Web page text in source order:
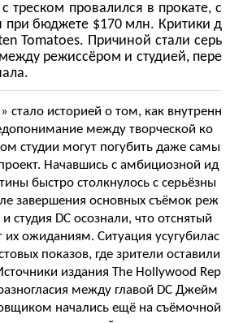
треском провалился в прокате, с
бюджете $170 млн. Критики д
Tomatoes. Причиной стали серь
режиссёром и студией, пере
стало историей о том, как внутренн
между творческой ко
студии могут погубить даже самы
Начавшись с амбициозной ид
быстро столкнулось с серьёзны
завершения основных съёмок реж
студия DC осознали, что отснятый
их ожиданиям. Ситуация усугубилас
показов, где зрители оставили
издания The Hollywood Rep
между главой DC Джейм
начались ещё на съёмочной